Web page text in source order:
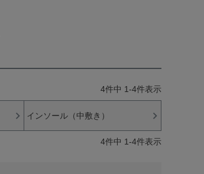
4件中 1-4件表示
インソール（中敷き）
4件中 1-4件表示